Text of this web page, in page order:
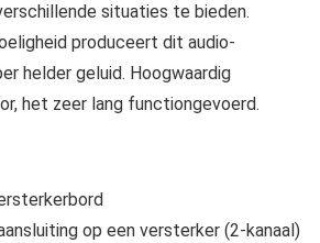
situaties te bieden.
produceert dit audio-
helder geluid. Hoogwaardig
het zeer lang functiongevoerd.
op een versterker (2-kanaal)